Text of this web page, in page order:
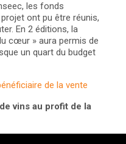
les fonds
ont pu être réunis,
En 2 éditions, la
cœur » aura permis de
un quart du budget
de la vente
vins au profit de la